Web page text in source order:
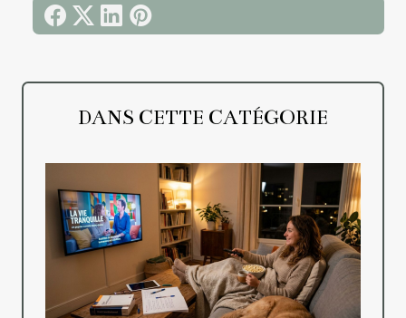
DANS CETTE CATÉGORIE